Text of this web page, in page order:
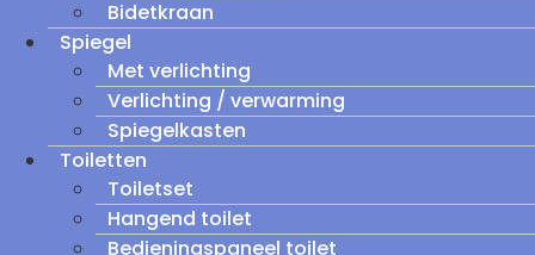
Bidetkraan
Spiegel
Met verlichting
Verlichting / verwarming
Spiegelkasten
Toiletten
Toiletset
Hangend toilet
Bedieningspaneel toilet